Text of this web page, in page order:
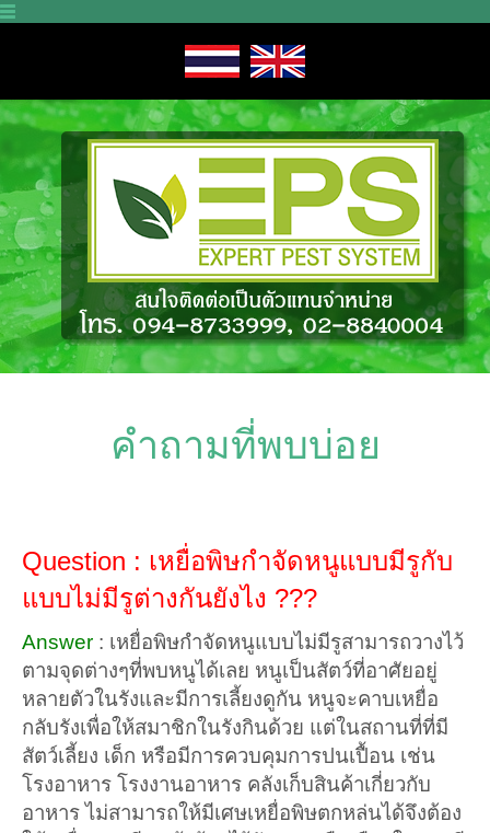
คำถามที่พบบ่อย
Question : เหยื่อพิษกำจัดหนูแบบมีรูกับ
แบบไม่มีรูต่างกันยังไง ???
Answer : เหยื่อพิษกำจัดหนูแบบไม่มีรูสามารถวางไว้
ตามจุดต่างๆที่พบหนูได้เลย หนูเป็นสัตว์ที่อาศัยอยู่
หลายตัวในรังและมีการเลี้ยงดูกัน หนูจะคาบเหยื่อ
กลับรังเพื่อให้สมาชิกในรังกินด้วย แต่ในสถานที่ที่มี
สัตว์เลี้ยง เด็ก หรือมีการควบคุมการปนเปื้อน เช่น
โรงอาหาร โรงงานอาหาร คลังเก็บสินค้าเกี่ยวกับ
อาหาร ไม่สามารถให้มีเศษเหยื่อพิษตกหล่นได้จึงต้อง